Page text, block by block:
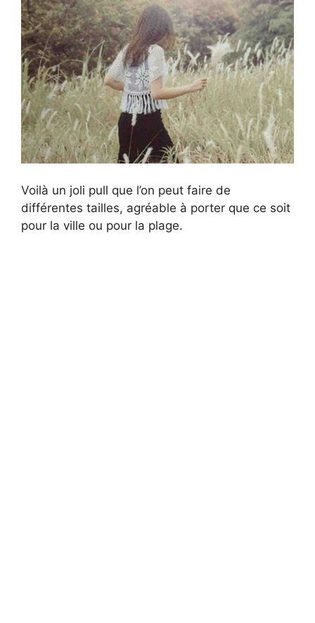
d
e
o
Voilà un joli pull que l’on peut faire de
différentes tailles, agréable à porter que ce soit
pour la ville ou pour la plage.